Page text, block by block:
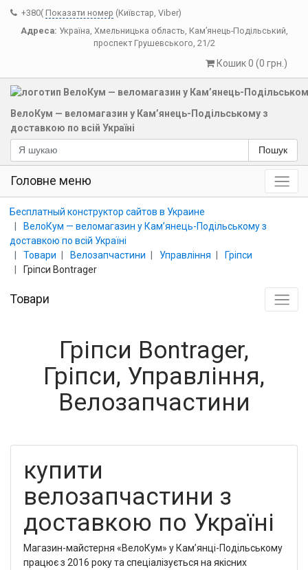
+380( Показати номер (Київстар, Viber)
Адреса: Україна, Хмельницька область, Кам’янець-Подільський,
проспект Грушевського, 21/2
Кошик 0 (0 грн.)
ВелоКум — веломагазин у Кам’янець-Подільському з
доставкою по всій Україні
Пошук
Головне меню
Бесплатный конструктор сайтов в Украине
ВелоКум — веломагазин у Кам’янець-Подільському з
доставкою по всій Україні
Товари
Велозапчастини Управління
Гріпси
Гріпси Bontrager
Товари
Гріпси Bontrager,
Гріпси, Управління,
Велозапчастини
купити
велозапчастини з
доставкою по Україні
Магазин-майстерня «ВелоКум» у Кам’янці-Подільському
працює з 2016 року та спеціалізується на якісних